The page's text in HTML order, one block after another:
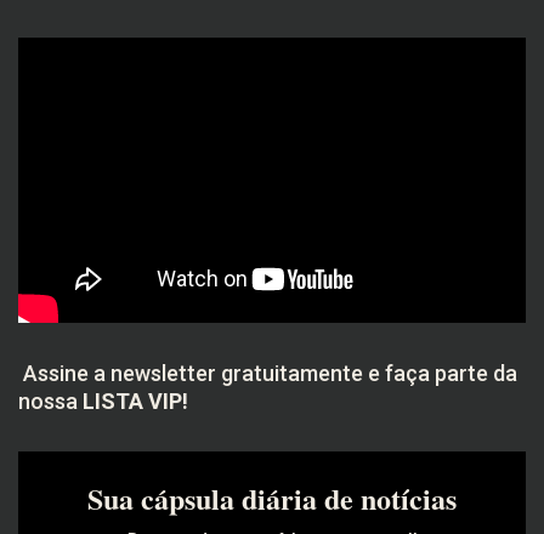
Assine a newsletter gratuitamente e faça parte da
nossa LISTA VIP!
Sua cápsula diária de notícias